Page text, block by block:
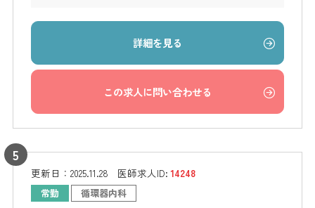
詳細を見る
この求人に問い合わせる
更新日： 2025.11.28 医師求人ID:14248
常勤 循環器内科